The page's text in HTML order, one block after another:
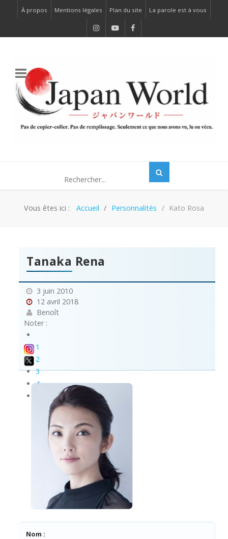
À propos Mentions légales Plan du site La parole est à vous
Vous êtes ici : Accueil Personnalités Kato Rosa
Tanaka Rena
3 juin 2010
12 avril 2018
Benoît
Noter :
1
2
3
4
Nom :